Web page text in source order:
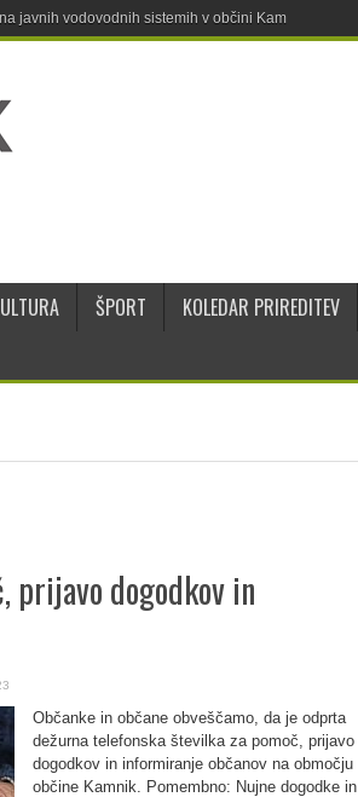
javnih vodovodnih sistemih v občini Kamnik
ŠPORT KOLEDAR PRIREDITEV
prijavo dogodkov in
Občanke in občane obveščamo, da je odprta
dežurna telefonska številka za pomoč, prijavo
dogodkov in informiranje občanov na območju
občine Kamnik. Pomembno: Nujne dogodke in